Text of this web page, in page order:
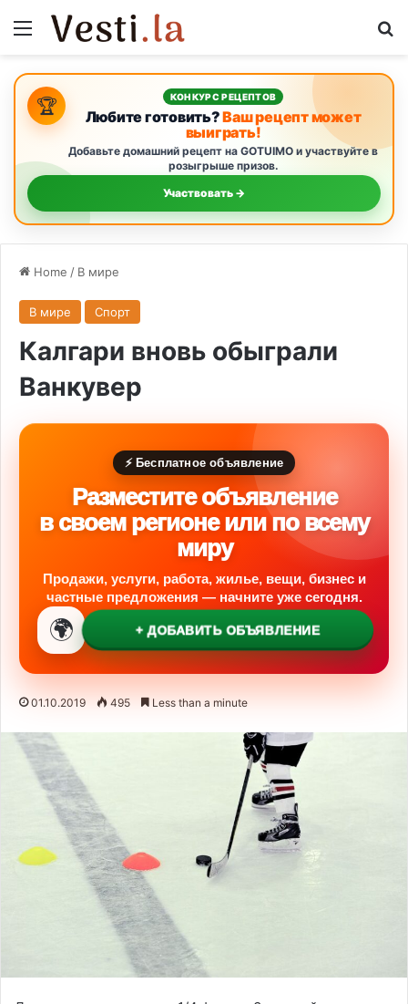
Menu
🏆 КОНКУРС РЕЦЕПТОВ
Любите готовить?Ваш рецепт может
выиграть!
Добавьте домашний рецепт на GOTUIMO и участвуйте в
розыгрыше призов.
Участвовать →
Home / В мире
В мире Спорт
Калгари вновь обыграли
Ванкувер
⚡ Бесплатное объявление
Разместите объявление
в своем регионе или по всему
миру
Продажи, услуги, работа, жилье, вещи, бизнес и
частные предложения — начните уже сегодня.
🌍 + ДОБАВИТЬ ОБЪЯВЛЕНИЕ
01.10.2019 495 Less than a minute